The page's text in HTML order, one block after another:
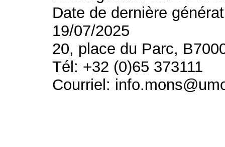
Date de dernière
19/07/2025
20, place du Parc,
Tél: +32 (0)65 373111
Courriel: